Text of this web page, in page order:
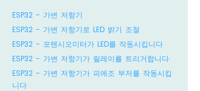
ESP32 - 가변 저항기
ESP32 - 가변 저항기로 LED 밝기 조절
ESP32 - 포텐시오미터가 LED를 작동시킵니다
ESP32 - 가변 저항기가 릴레이를 트리거합니다
ESP32 - 가변 저항기가 피에조 부저를 작동시킵
니다